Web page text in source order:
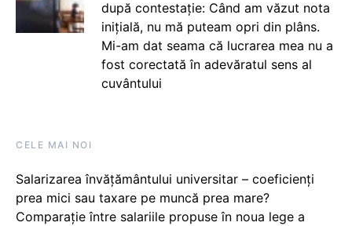
după contestație: Când am văzut nota
inițială, nu mă puteam opri din plâns.
Mi-am dat seama că lucrarea mea nu a
fost corectată în adevăratul sens al
cuvântului
CELE MAI NOI
Salarizarea învățământului universitar – coeficienți
prea mici sau taxare pe muncă prea mare?
Comparație între salariile propuse în noua lege a